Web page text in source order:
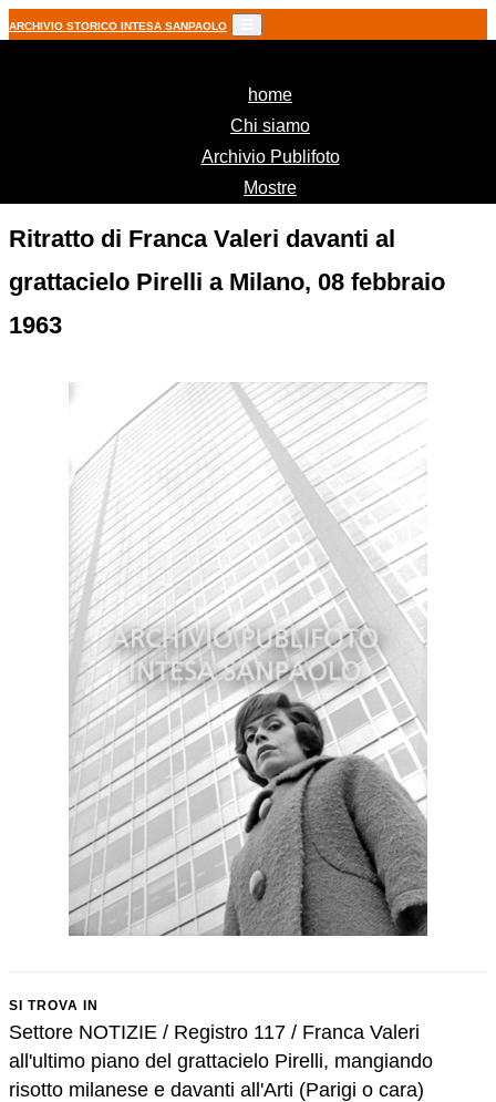
ARCHIVIO STORICO INTESA SANPAOLO
home(current)
Chi siamo
Archivio Publifoto
Mostre
Ritratto di Franca Valeri davanti al
grattacielo Pirelli a Milano, 08 febbraio
1963
SI TROVA IN
Settore NOTIZIE / Registro 117 / Franca Valeri
all'ultimo piano del grattacielo Pirelli, mangiando
risotto milanese e davanti all'Arti (Parigi o cara)